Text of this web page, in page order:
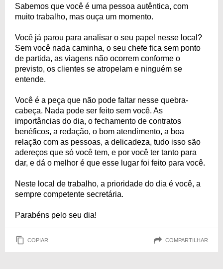
Sabemos que você é uma pessoa autêntica, com
muito trabalho, mas ouça um momento.
Você já parou para analisar o seu papel nesse local?
Sem você nada caminha, o seu chefe fica sem ponto
de partida, as viagens não ocorrem conforme o
previsto, os clientes se atropelam e ninguém se
entende.
Você é a peça que não pode faltar nesse quebra-
cabeça. Nada pode ser feito sem você. As
importâncias do dia, o fechamento de contratos
benéficos, a redação, o bom atendimento, a boa
relação com as pessoas, a delicadeza, tudo isso são
adereços que só você tem, e por você ter tanto para
dar, e dá o melhor é que esse lugar foi feito para você.
Neste local de trabalho, a prioridade do dia é você, a
sempre competente secretária.
Parabéns pelo seu dia!
COPIAR COMPARTILHAR